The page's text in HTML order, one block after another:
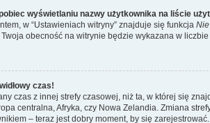
wyświetlaniu nazwy użytkownika na liście
w “Ustawieniach witryny” znajduje się funkcja
obecność na witrynie będzie wykazana w liczbie
czas!
czas z innej strefy czasowej, niż ta, w której się
centralna, Afryka, czy Nowa Zelandia. Zmiana
– teraz jest dobry moment, by się zarejestrować.